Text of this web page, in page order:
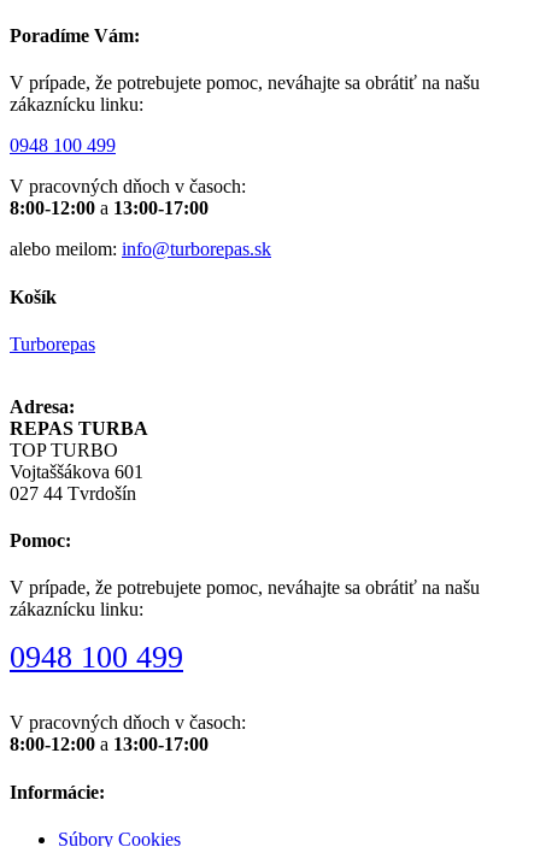
Poradíme Vám:
V prípade, že potrebujete pomoc, neváhajte sa obrátiť na našu
zákaznícku linku:
0948 100 499
V pracovných dňoch v časoch:
8:00-12:00 a 13:00-17:00
alebo meilom: info@turborepas.sk
Košík
Turborepas
Adresa:
REPAS TURBA
TOP TURBO
Vojtaššákova 601
027 44 Tvrdošín
Pomoc:
V prípade, že potrebujete pomoc, neváhajte sa obrátiť na našu
zákaznícku linku:
0948 100 499
V pracovných dňoch v časoch:
8:00-12:00 a 13:00-17:00
Informácie:
Súbory Cookies